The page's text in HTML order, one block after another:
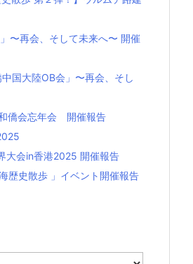
〜再会、そして未来へ〜 開催
国大陸OB会」〜再会、そし
僑会忘年会 開催報告
大会in香港2025 開催報告
歴史散歩 」イベント開催報告